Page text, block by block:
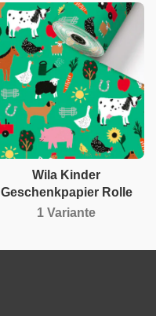
Wila Kinder
Geschenkpapier Rolle
1 Variante